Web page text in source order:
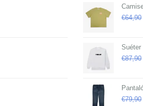
€64,90
Suéter
€87,90
€79,90